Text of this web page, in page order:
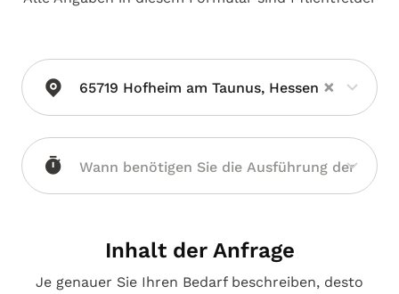
65719 Hofheim am Taunus, Hessen ×
Inhalt der Anfrage
Je genauer Sie Ihren Bedarf beschreiben, desto